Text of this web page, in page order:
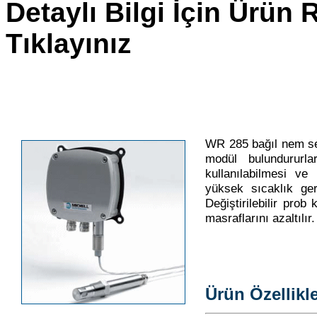
Detaylı Bilgi İçin Ürün
Tıklayınız
WR 285 bağıl nem
modül
kullanılabilmesi
yüksek sıcaklık
Değiştirilebilir prob
masraflarını azaltılır.
Ürün